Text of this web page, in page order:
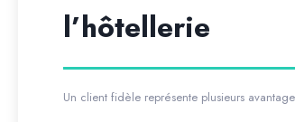
l’hôtellerie
Un client fidèle représente plusieurs